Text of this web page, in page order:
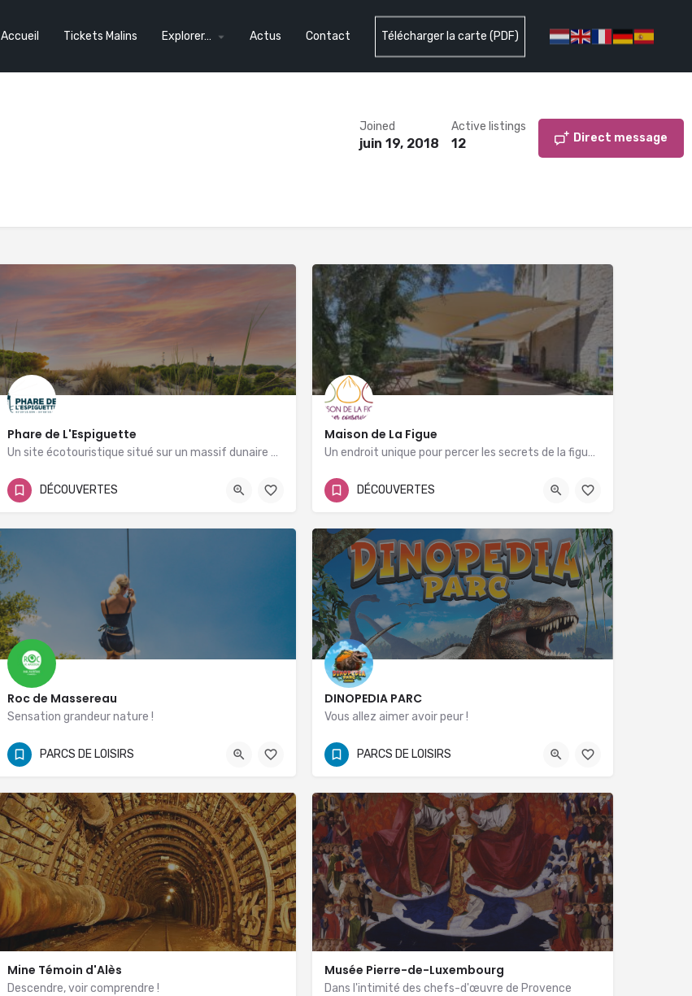
Accueil Tickets Malins Explorer… Actus Contact Télécharger la carte (PDF)
Joined
juin 19, 2018
Active listings
12 Direct message
Phare de L'Espiguette
Un site écotouristique situé sur un massif dunaire exceptionnel et un panorama à couper le souffle !
04.48.58.30.01
Parking des baronnets 30240 Le Grau-du-Roi
DÉCOUVERTES
Maison de La Figue
Un endroit unique pour percer les secrets de la figue à Vézénobres, Village de Caractère !
04 66 83 62 02
Les Terrasses du Château 30360 Vézénobres
DÉCOUVERTES
Roc de Massereau
Sensation grandeur nature !
0674744000
Route d'Aubais (Chemin de Magarnaud) 30250 Sommières
PARCS DE LOISIRS
DINOPEDIA PARC
Vous allez aimer avoir peur !
04.66.60.34.65
PARCS DE LOISIRS
Mine Témoin d'Alès
Descendre, voir comprendre !
Musée Pierre-de-Luxembourg
Dans l'intimité des chefs-d'œuvre de Provence